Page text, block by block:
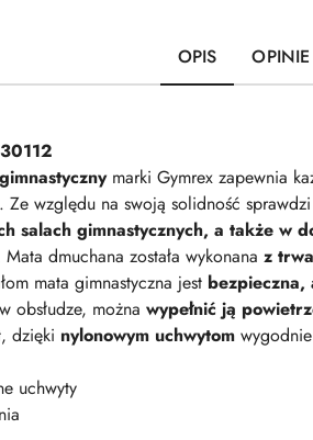
OPIS
marki Gymrex zapewnia
Ze względu na swoją solidność
salach gimnastycznych, a także w
Mata dmuchana została wykonana z
mata gimnastyczna jest bezpieczna,
obsłudze, można wypełnić ją
dzięki nylonowym uchwytom
uchwyty